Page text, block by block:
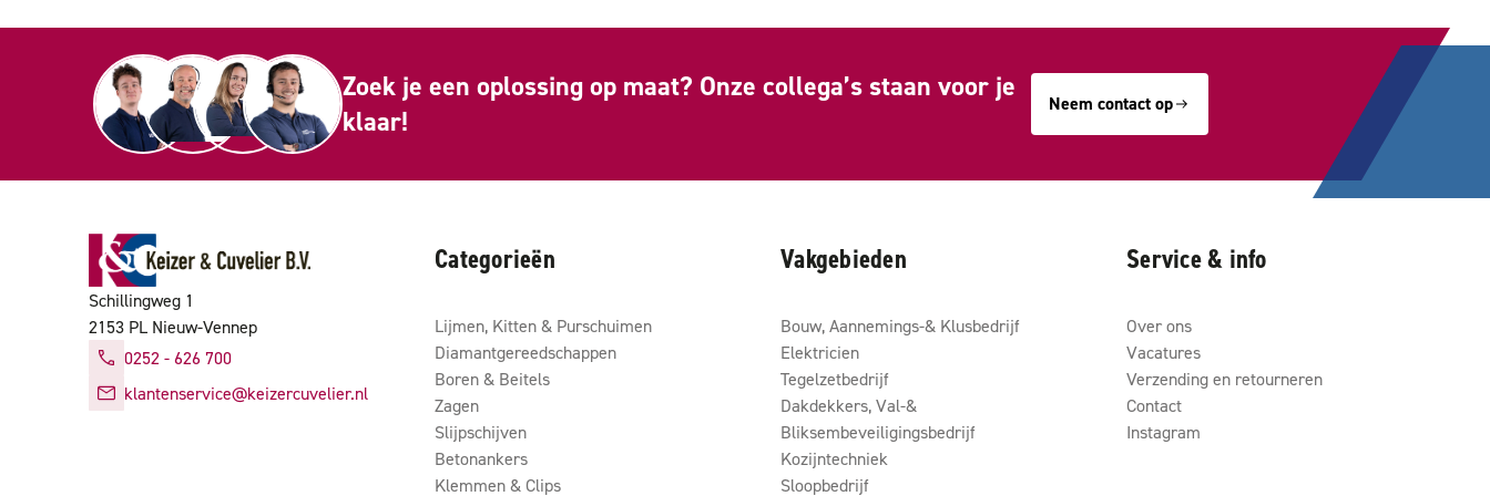
Zoek je een oplossing op maat? Onze collega’s staan voor je
klaar!
Neem contact op
Schillingweg 1
2153 PL Nieuw-Vennep
0252 - 626 700
klantenservice@keizercuvelier.nl
Categorieën
Lijmen, Kitten & Purschuimen
Diamantgereedschappen
Boren & Beitels
Zagen
Slijpschijven
Betonankers
Klemmen & Clips
Vakgebieden
Bouw, Aannemings-& Klusbedrijf
Elektricien
Tegelzetbedrijf
Dakdekkers, Val-&
Bliksembeveiligingsbedrijf
Kozijntechniek
Sloopbedrijf
Service & info
Over ons
Vacatures
Verzending en retourneren
Contact
Instagram